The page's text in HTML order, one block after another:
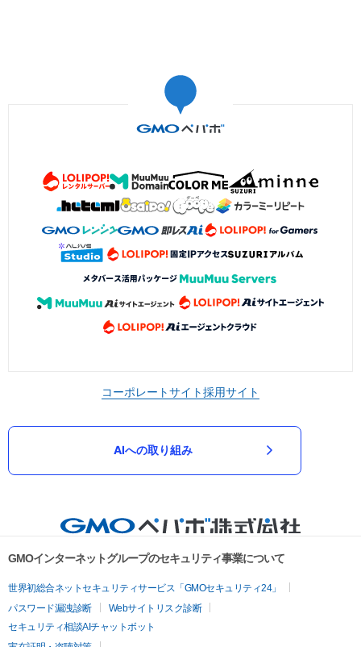
コーポレートサイト採用サイト
AIへの取り組み
GMOインターネットグループのセキュリティ事業について
世界初総合ネットセキュリティサービス「GMOセキュリティ24」
パスワード漏洩診断
Webサイトリスク診断
セキュリティ相談AIチャットボット